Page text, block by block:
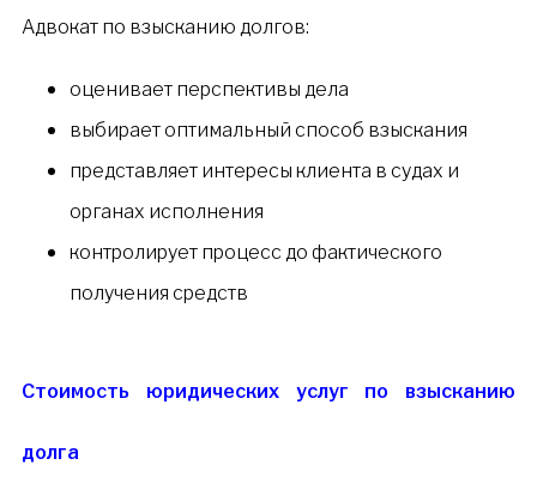
Адвокат по взысканию долгов:
оценивает перспективы дела
выбирает оптимальный способ взыскания
представляет интересы клиента в судах и
органах исполнения
контролирует процесс до фактического
получения средств
Стоимость юридических услуг по взысканию
долга